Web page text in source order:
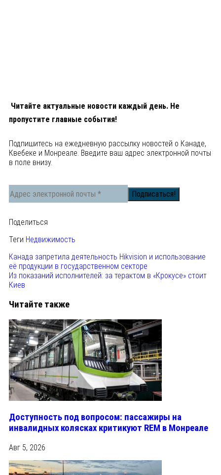
Читайте актуальные новости каждый день. Не
пропустите главные события!
Подпишитесь на ежедневную рассылку новостей о Канаде,
Квебеке и Монреале. Введите ваш адрес электронной почты
в поле внизу.
Поделиться
Теги Недвижимость
Канада запретила деятельность Hikvision и использование
её продукции в государственном секторе
Из показаний исполнителей: за терактом в «Крокусе» стоит
Киев
Читайте также
Доступность под вопросом: пассажиры на
инвалидных колясках критикуют REM в Монреале
Авг 5, 2026